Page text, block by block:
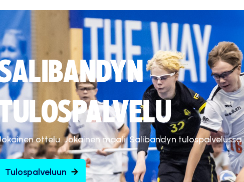
ottelu. Jokainen maali. Salibandyn tulospalvelussa.
Tulospalveluun